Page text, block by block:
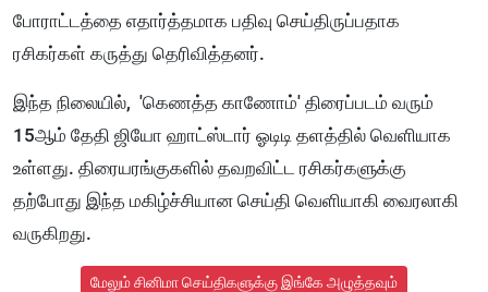
போராட்டத்தை எதார்த்தமாக பதிவு செய்திருப்பதாக
ரசிகர்கள் கருத்து தெரிவித்தனர்.
இந்த நிலையில், 'கெணத்த காணோம்' திரைப்படம் வரும்
15ஆம் தேதி ஜியோ ஹாட்ஸ்டார் ஓடிடி தளத்தில் வெளியாக
உள்ளது. திரையரங்குகளில் தவறவிட்ட ரசிகர்களுக்கு
தற்போது இந்த மகிழ்ச்சியான செய்தி வெளியாகி வைரலாகி
வருகிறது.
மேலும் சினிமா செய்திகளுக்கு இங்கே அழுத்தவும்